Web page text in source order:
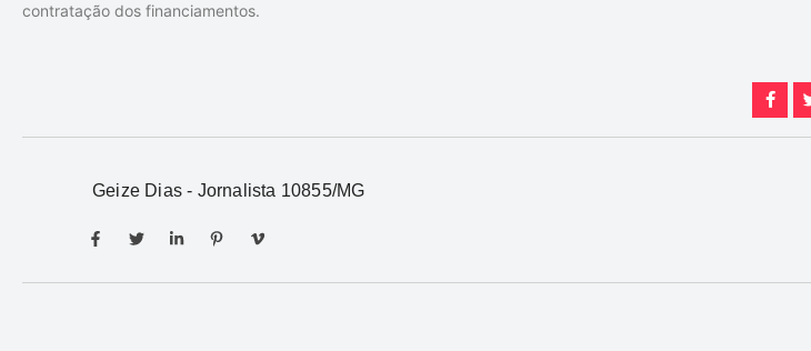
contratação dos financiamentos.
Geize Dias - Jornalista 10855/MG